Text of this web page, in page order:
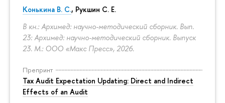
Конькина В. С., Рукшин С. Е.
В кн.: Архимед: научно-методический сборник. Вып.
23: Архимед: научно-методический сборник. Выпуск
23. М.: ООО «Макс Пресс», 2026.
Препринт
Tax Audit Expectation Updating: Direct and Indirect
Effects of an Audit